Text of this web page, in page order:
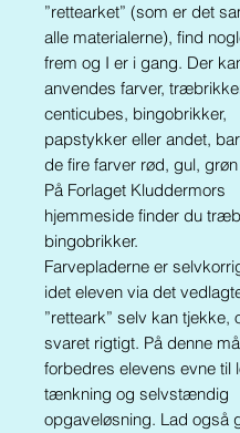
”rettearket” (som er det
alle materialerne), find
frem og I er i gang. Der
anvendes farver,
centicubes, bingobrikker,
papstykker eller andet,
de fire farver rød, gul,
På Forlaget Kluddermors
hjemmeside finder du
bingobrikker.
Farvepladerne er
idet eleven via det
”retteark” selv kan tjekke,
svaret rigtigt. På denne
forbedres elevens evne til
tænkning og selvstændig
opgaveløsning. Lad også